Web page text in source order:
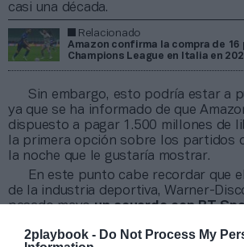
2playbook - Do Not Process My
casi una década.
Relacionado
Amazon confirma la compra de
Champions League en Italia en
Sin embargo, esto podría estar a
ya que se ha informado de que
dispuesto a pagar 1.500 millones de
la primera opción sobre los partidos
la noche que le gustaría mostrar.
En este punto cabe recordar que
de la industria deportiva, Warner-
pasado mayoun acuerdo con BT
El nuevo acuerdo televisivo